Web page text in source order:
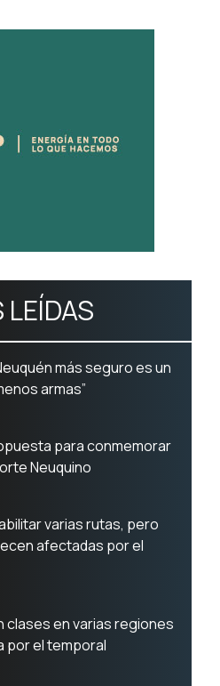
LEÍDAS
más seguro es un
armas”
para conmemorar
Neuquino
varias rutas, pero
afectadas por el
clases en varias regiones
por el temporal